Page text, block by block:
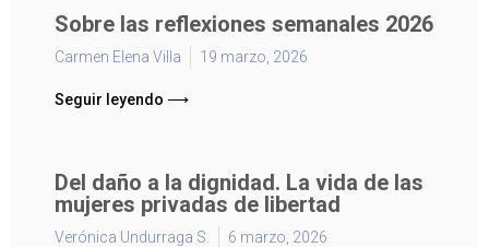
Sobre las reflexiones semanales 2026
Carmen Elena Villa 19 marzo, 2026
Seguir leyendo ⟶
Del daño a la dignidad. La vida de las
mujeres privadas de libertad
Verónica Undurraga S. 6 marzo, 2026